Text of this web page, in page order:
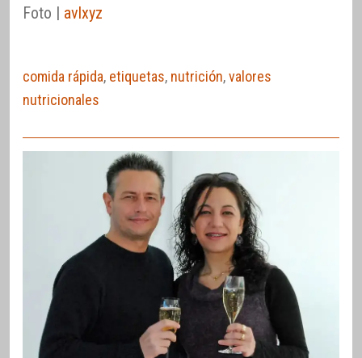
Foto | avlxyz
comida rápida, etiquetas, nutrición,valores
nutricionales